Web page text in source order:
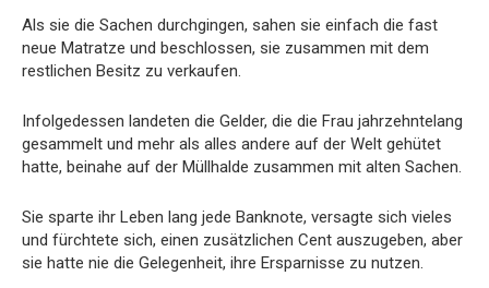
Als sie die Sachen durchgingen, sahen sie einfach die fast
neue Matratze und beschlossen, sie zusammen mit dem
restlichen Besitz zu verkaufen.
Infolgedessen landeten die Gelder, die die Frau jahrzehntelang
gesammelt und mehr als alles andere auf der Welt gehütet
hatte, beinahe auf der Müllhalde zusammen mit alten Sachen.
Sie sparte ihr Leben lang jede Banknote, versagte sich vieles
und fürchtete sich, einen zusätzlichen Cent auszugeben, aber
sie hatte nie die Gelegenheit, ihre Ersparnisse zu nutzen.